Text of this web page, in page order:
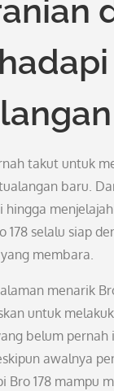
takut untuk
baru.
178 selalu siap
membara.
menarik
untuk
belum pernah
awalnya
Bro 178 mampu